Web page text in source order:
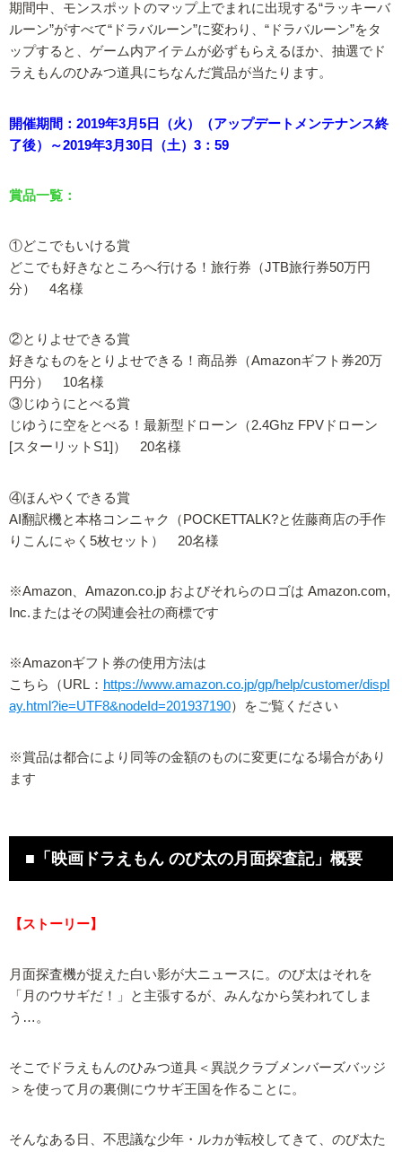
期間中、モンスポットのマップ上でまれに出現する“ラッキーバ
ルーン”がすべて“ドラバルーン”に変わり、“ドラバルーン”をタ
ップすると、ゲーム内アイテムが必ずもらえるほか、抽選でド
ラえもんのひみつ道具にちなんだ賞品が当たります。
開催期間：2019年3月5日（火）（アップデートメンテナンス終
了後）～2019年3月30日（土）3：59
賞品一覧：
①どこでもいける賞
どこでも好きなところへ行ける！旅行券（JTB旅行券50万円
分） 4名様
②とりよせできる賞
好きなものをとりよせできる！商品券（Amazonギフト券20万
円分） 10名様
③じゆうにとべる賞
じゆうに空をとべる！最新型ドローン（2.4Ghz FPVドローン
[スターリットS1]） 20名様
④ほんやくできる賞
AI翻訳機と本格コンニャク（POCKETTALK?と佐藤商店の手作
りこんにゃく5枚セット） 20名様
※Amazon、Amazon.co.jp およびそれらのロゴは Amazon.com,
Inc.またはその関連会社の商標です
※Amazonギフト券の使用方法は
こちら（URL： https://www.amazon.co.jp/gp/help/customer/displ
ay.html?ie=UTF8&nodeId=201937190）をご覧ください
※賞品は都合により同等の金額のものに変更になる場合があり
ます
■「映画ドラえもん のび太の月面探査記」概要
【ストーリー】
月面探査機が捉えた白い影が大ニュースに。のび太はそれを
「月のウサギだ！」と主張するが、みんなから笑われてしま
う…。
そこでドラえもんのひみつ道具＜異説クラブメンバーズバッジ
＞を使って月の裏側にウサギ王国を作ることに。
そんなある日、不思議な少年・ルカが転校してきて、のび太た